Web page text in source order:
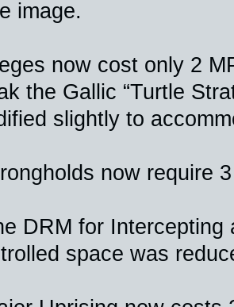
image.
now cost only 2
the Gallic “Turtle
slightly to
now require
DRM for Intercepting
space was